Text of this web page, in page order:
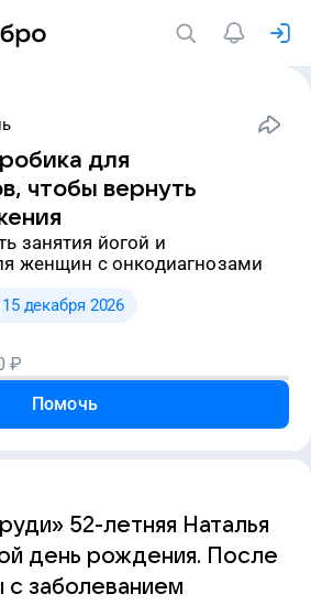
для
чтобы вернуть
женщин с онкодиагнозами
декабря 2026
₽
Помочь
52-летняя Наталья
день рождения. После
с заболеванием